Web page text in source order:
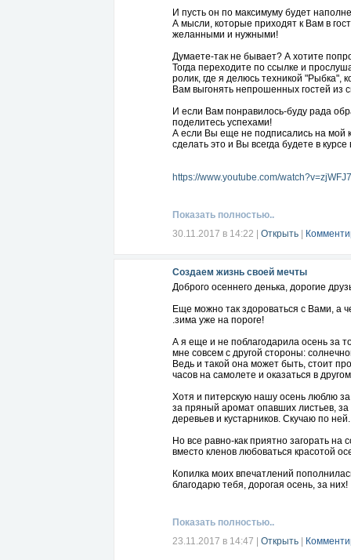
И пусть он по максимуму будет
А мысли, которые приходят к Вам в
желанными и нужными!
Думаете-так не бывает? А хотите
Тогда переходите по ссылке и
ролик, где я делюсь техникой "Рыбка",
Вам выгонять непрошенных гостей из
И если Вам понравилось-буду рада
поделитесь успехами!
А если Вы еще не подписались на мой
сделать это и Вы всегда будете в курсе
https://www.youtube.com/
Показать полностью..
30.11.2017 в 14:22
Открыть
Создаем жизнь своей мечты
Доброго осеннего денька, дорогие
Еще можно так здороваться с Вами, а
.зима уже на пороге!
А я еще и не поблагодарила осень за
мне совсем с другой стороны:
Ведь и такой она может быть, стоит
часов на самолете и оказаться в
Хотя и питерскую нашу осень люблю
за пряный аромат опавших листьев,
деревьев и кустарников. Скучаю по
Но все равно-как приятно загорать на
вместо кленов любоваться красотой
Копилка моих впечатлений
благодарю тебя, дорогая осень, за них!
Показать полностью..
23.11.2017 в 14:47
Открыть